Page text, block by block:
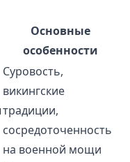
Основные
особенности
Суровость,
викингские
традиции,
сосредоточенность
на военной мощи